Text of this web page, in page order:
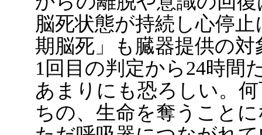
脳死状態が持続し心停
期脳死」も臓器提供の
1回目の判定から24時間
あまりにも恐ろしい。
ちの、生命を奪うこと